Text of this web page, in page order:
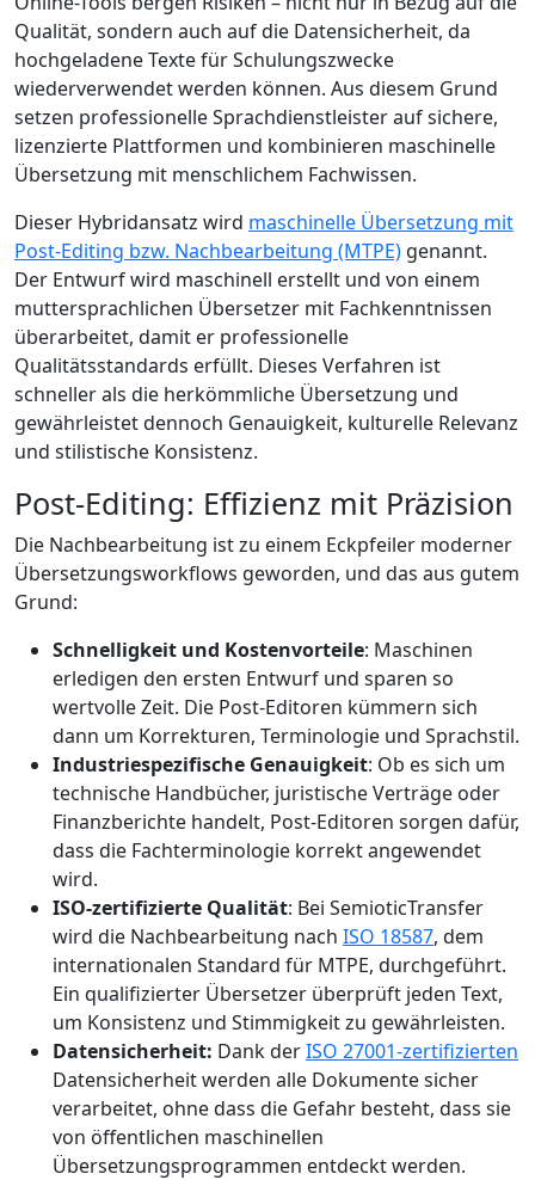
Qualität, sondern auch auf die Datensicherheit, da
hochgeladene Texte für Schulungszwecke
wiederverwendet werden können. Aus diesem Grund
setzen professionelle Sprachdienstleister auf sichere,
lizenzierte Plattformen und kombinieren maschinelle
Übersetzung mit menschlichem Fachwissen.
Dieser Hybridansatz wird maschinelle Übersetzung mit
Post-Editing bzw. Nachbearbeitung (MTPE) genannt.
Der Entwurf wird maschinell erstellt und von einem
muttersprachlichen Übersetzer mit Fachkenntnissen
überarbeitet, damit er professionelle
Qualitätsstandards erfüllt. Dieses Verfahren ist
schneller als die herkömmliche Übersetzung und
gewährleistet dennoch Genauigkeit, kulturelle Relevanz
und stilistische Konsistenz.
Post-Editing: Effizienz mit Präzision
Die Nachbearbeitung ist zu einem Eckpfeiler moderner
Übersetzungsworkflows geworden, und das aus gutem
Grund:
Schnelligkeit und Kostenvorteile: Maschinen
erledigen den ersten Entwurf und sparen so
wertvolle Zeit. Die Post-Editoren kümmern sich
dann um Korrekturen, Terminologie und Sprachstil.
Industriespezifische Genauigkeit: Ob es sich um
technische Handbücher, juristische Verträge oder
Finanzberichte handelt, Post-Editoren sorgen dafür,
dass die Fachterminologie korrekt angewendet
wird.
ISO-zertifizierte Qualität: Bei SemioticTransfer
wird die Nachbearbeitung nach ISO 18587, dem
internationalen Standard für MTPE, durchgeführt.
Ein qualifizierter Übersetzer überprüft jeden Text,
um Konsistenz und Stimmigkeit zu gewährleisten.
Datensicherheit: Dank derISO 27001-zertifizierten
Datensicherheit werden alle Dokumente sicher
verarbeitet, ohne dass die Gefahr besteht, dass sie
von öffentlichen maschinellen
Übersetzungsprogrammen entdeckt werden.